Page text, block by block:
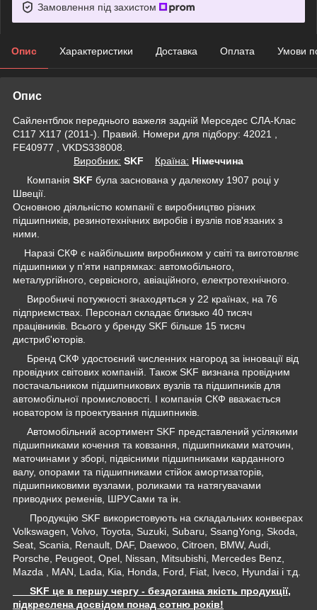
Замовлення під захистом
Опис Характеристики Доставка Оплата Умови
Опис
Сайлентблок переднього важеля задній Мерседес CЛА-Клас
C117 Х117 (2011-). Правий. Номери для підбору: 42021 ,
FE40977 , VKDS338008.
Виробник: SKF Крaїна: Німеччина
Компанія SKF була заснована у далекому 1907 році у
Швеції.
Основною діяльністю компанії є виробництво різних
підшипників, резинотехнічних виробів і вузлів пов'язаних з
ними.
Наразі СКФ є найбільшим виробником у світі та виготовляє
підшипники у п'яти напрямках: автомобільного,
металургійного, сервісного, авіаційного, електротехнічного.
Виробничі потужності знаходяться у 22 країнах, на 76
підприємствах. Персонал складає близько 40 тисяч
працівників. Всього у бренду SKF більше 15 тисяч
дистриб'юторів.
Бренд СКФ удостоєний численних нагород за інновації від
провідних світових компаній. Також SKF визнана провідним
постачальником підшипникових вузлів та підшипників для
автомобільної промисловості. І компанія СКФ вважається
новатором із проектування підшипників.
Автомобільний асортимент SKF представлений усілякими
підшипниками кочення та ковзання, підшипниками маточин,
маточинами у зборі, підвісними підшипниками карданного
валу, опорами та підшипниками стійок амортизаторів,
підшипниковими вузлами, роликами та натягувачами
приводних ременів, ШРУСами та ін.
Продукцію SKF використовують на складальних конвеєрах
Volkswagen, Volvo, Toyota, Suzuki, Subaru, SsangYong, Skoda,
Seat, Scania, Renault, DAF, Daewoo, Citroen, BMW, Audi,
Porsche, Peugeot, Opel, Nissan, Mitsubishi, Mercedes Benz,
Mazda , MAN, Lada, Kia, Honda, Ford, Fiat, Iveco, Hyundai і т.д.
SKF це в першу чергу - бездоганна якість продукції,
підкреслена досвідом понад сотню років!